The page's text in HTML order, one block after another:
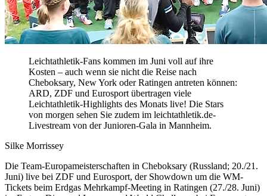
Leichtathletik-Fans kommen im Juni voll auf ihre
Kosten – auch wenn sie nicht die Reise nach
Cheboksary, New York oder Ratingen antreten können:
ARD, ZDF und Eurosport übertragen viele
Leichtathletik-Highlights des Monats live! Die Stars
von morgen sehen Sie zudem im leichtathletik.de-
Livestream von der Junioren-Gala in Mannheim.
Silke Morrissey
Die Team-Europameisterschaften in Cheboksary (Russland; 20./21.
Juni) live bei ZDF und Eurosport, der Showdown um die WM-
Tickets beim Erdgas Mehrkampf-Meeting in Ratingen (27./28. Juni)